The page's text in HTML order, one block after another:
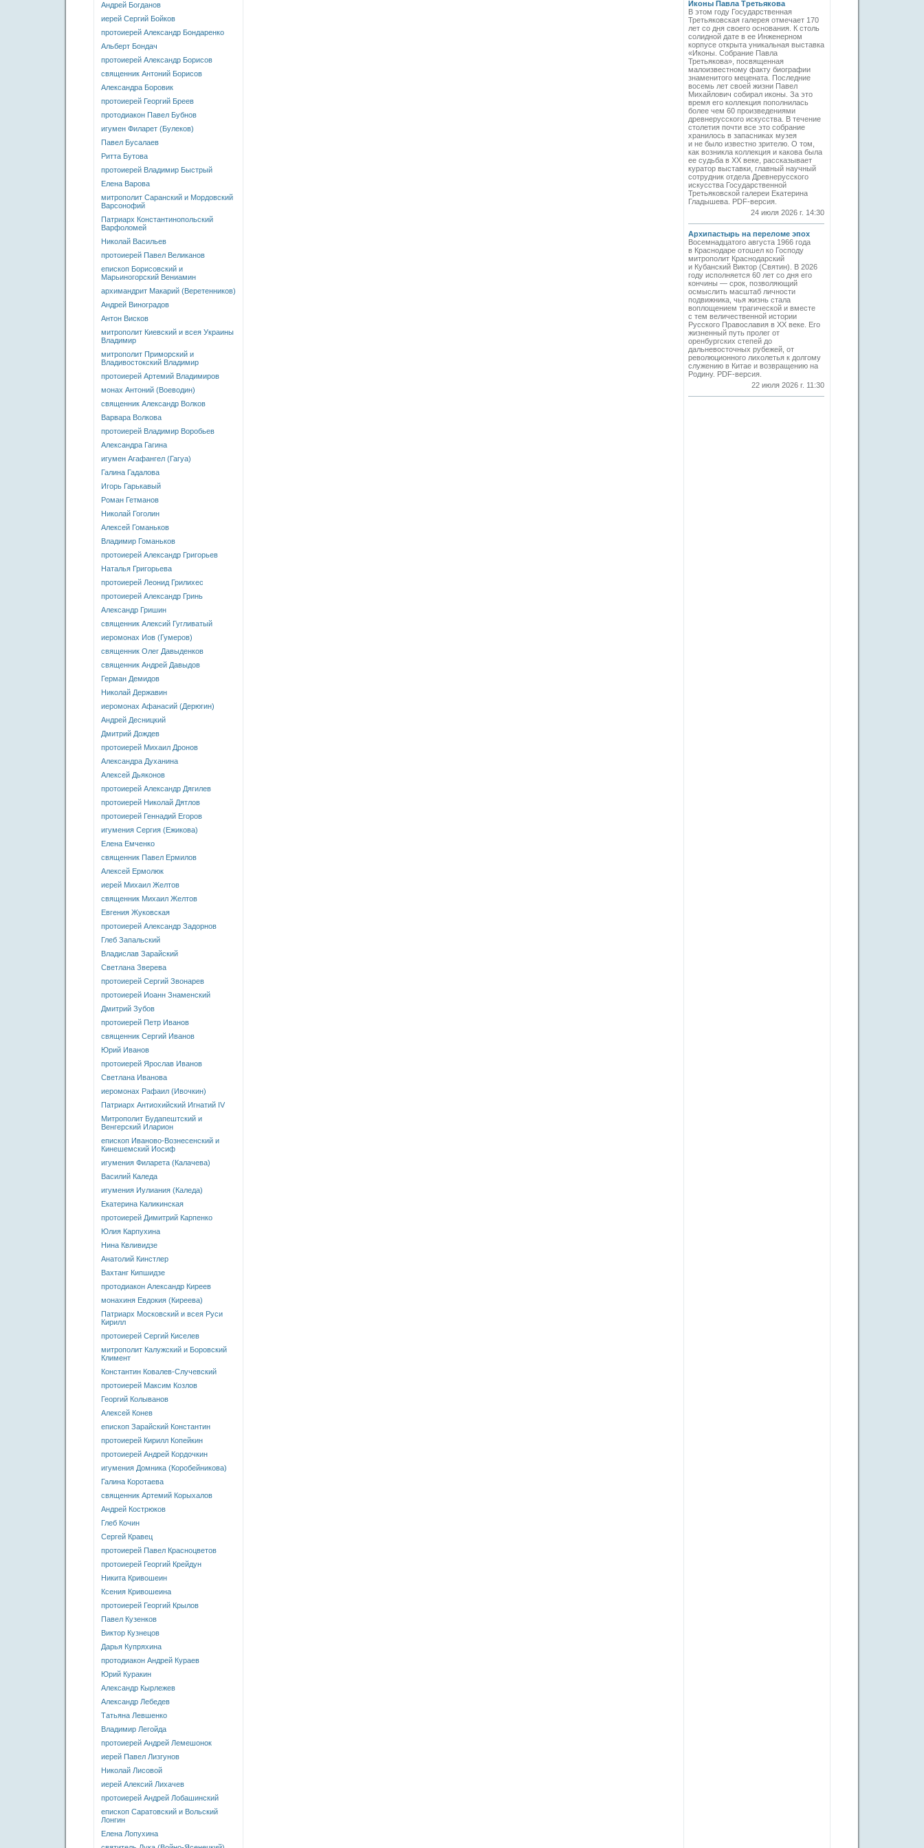
Андрей Богданов
иерей Сергий Бойков
протоиерей Александр Бондаренко
Альберт Бондач
протоиерей Александр Борисов
священник Антоний Борисов
Александра Боровик
протоиерей Георгий Бреев
протодиакон Павел Бубнов
игумен Филарет (Булеков)
Павел Бусалаев
Ритта Бутова
протоиерей Владимир Быстрый
Елена Варова
митрополит Саранский и Мордовский
Варсонофий
Патриарх Константинопольский
Варфоломей
Николай Васильев
протоиерей Павел Великанов
епископ Борисовский и
Марьиногорский Вениамин
архимандрит Макарий (Веретенников)
Андрей Виноградов
Антон Висков
митрополит Киевский и всея Украины
Владимир
митрополит Приморский и
Владивостокский Владимир
протоиерей Артемий Владимиров
монах Антоний (Воеводин)
священник Александр Волков
Варвара Волкова
протоиерей Владимир Воробьев
Александра Гагина
игумен Агафангел (Гагуа)
Галина Гадалова
Игорь Гарькавый
Роман Гетманов
Николай Гоголин
Алексей Гоманьков
Владимир Гоманьков
протоиерей Александр Григорьев
Наталья Григорьева
протоиерей Леонид Грилихес
протоиерей Александр Гринь
Александр Гришин
священник Алексий Гугливатый
иеромонах Иов (Гумеров)
священник Олег Давыденков
священник Андрей Давыдов
Герман Демидов
Николай Державин
иеромонах Афанасий (Дерюгин)
Андрей Десницкий
Дмитрий Дождев
протоиерей Михаил Дронов
Александра Духанина
Алексей Дьяконов
протоиерей Александр Дягилев
протоиерей Николай Дятлов
протоиерей Геннадий Егоров
игумения Сергия (Ежикова)
Елена Емченко
священник Павел Ермилов
Алексей Ермолюк
иерей Михаил Желтов
священник Михаил Желтов
Евгения Жуковская
протоиерей Александр Задорнов
Глеб Запальский
Владислав Зарайский
Светлана Зверева
протоиерей Сергий Звонарев
протоиерей Иоанн Знаменский
Дмитрий Зубов
протоиерей Петр Иванов
священник Сергий Иванов
Юрий Иванов
протоиерей Ярослав Иванов
Светлана Иванова
иеромонах Рафаил (Ивочкин)
Патриарх Антиохийский Игнатий IV
Митрополит Будапештский и
Венгерский Иларион
епископ Иваново-Вознесенский и
Кинешемский Иосиф
игумения Филарета (Калачева)
Василий Каледа
игумения Иулиания (Каледа)
Екатерина Каликинская
протоиерей Димитрий Карпенко
Юлия Карпухина
Нина Квливидзе
Анатолий Кинстлер
Вахтанг Кипшидзе
протодиакон Александр Киреев
монахиня Евдокия (Киреева)
Патриарх Московский и всея Руси
Кирилл
протоиерей Сергий Киселев
митрополит Калужский и Боровский
Климент
Константин Ковалев-Случевский
протоиерей Максим Козлов
Георгий Колыванов
Алексей Конев
епископ Зарайский Константин
протоиерей Кирилл Копейкин
протоиерей Андрей Кордочкин
игумения Домника (Коробейникова)
Галина Коротаева
священник Артемий Корыхалов
Андрей Кострюков
Глеб Кочин
Сергей Кравец
протоиерей Павел Красноцветов
протоиерей Георгий Крейдун
Никита Кривошеин
Ксения Кривошеина
протоиерей Георгий Крылов
Павел Кузенков
Виктор Кузнецов
Дарья Купряхина
протодиакон Андрей Кураев
Юрий Куракин
Александр Кырлежев
Александр Лебедев
Татьяна Левшенко
Владимир Легойда
протоиерей Андрей Лемешонок
иерей Павел Лизгунов
Николай Лисовой
иерей Алексий Лихачев
протоиерей Андрей Лобашинский
епископ Саратовский и Вольский
Лонгин
Елена Лопухина
Иконы Павла Третьякова
В этом году Государственная
Третьяковская галерея отмечает 170
лет со дня своего основания. К столь
солидной дате в ее Инженерном
корпусе открыта уникальная выставка
«Иконы. Собрание Павла
Третьякова», посвященная
малоизвестному факту биографии
знаменитого мецената. Последние
восемь лет своей жизни Павел
Михайлович собирал иконы. За это
время его коллекция пополнилась
более чем 60 произведениями
древнерусского искусства. В течение
столетия почти все это собрание
хранилось в запасниках музея
и не было известно зрителю. О том,
как возникла коллекция и какова была
ее судьба в ХХ веке, рассказывает
куратор выставки, главный научный
сотрудник отдела Древнерусского
искусства Государственной
Третьяковской галереи Екатерина
Гладышева. PDF-версия.
24 июля 2026 г. 14:30
Архипастырь на переломе эпох
Восемнадцатого августа 1966 года
в Краснодаре отошел ко Господу
митрополит Краснодарский
и Кубанский Виктор (Святин). В 2026
году исполняется 60 лет со дня его
кончины — срок, позволяющий
осмыслить масштаб личности
подвижника, чья жизнь стала
воплощением трагической и вместе
с тем величественной истории
Русского Православия в XX веке. Его
жизненный путь пролег от
оренбургских степей до
дальневосточных рубежей, от
революционного лихолетья к долгому
служению в Китае и возвращению на
Родину. PDF-версия.
22 июля 2026 г. 11:30